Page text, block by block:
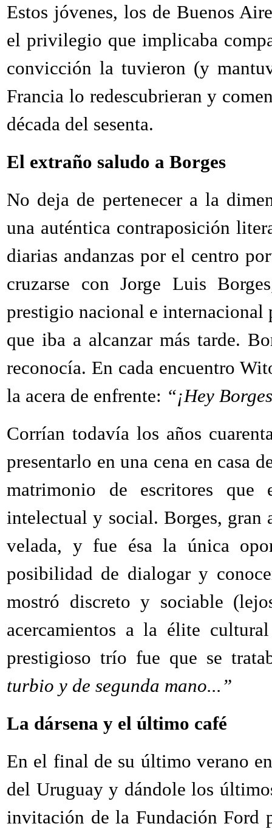
Estos jóvenes, los de Buenos
el privilegio que implicaba
convicción la tuvieron (y
Francia lo redescubrieran y
década del sesenta.
El extraño saludo a Borges
No deja de pertenecer a la
una auténtica contraposición
diarias andanzas por el centro
cruzarse con Jorge Luis
prestigio nacional e internacional
que iba a alcanzar más tarde.
reconocía. En cada encuentro
la acera de enfrente: “¡Hey
Corrían todavía los años
presentarlo en una cena en casa
matrimonio de escritores que
intelectual y social. Borges, gran
velada, y fue ésa la única
posibilidad de dialogar y
mostró discreto y sociable
acercamientos a la élite
prestigioso trío fue que se
turbio y de segunda mano...”
La dársena y el último café
En el final de su último verano
del Uruguay y dándole los
invitación de la Fundación Ford